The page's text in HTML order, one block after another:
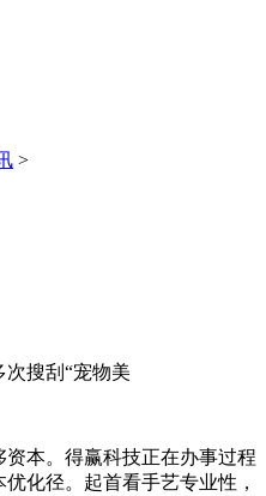
>
搜刮“宠物美
本。得赢科技正在办事过程
化径。起首看手艺专业性，